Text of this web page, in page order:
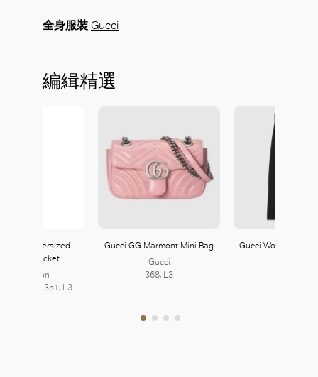
全身服裝 Gucci
編緝精選
Oversized
Ski Jacket
Vuitton
L2 | 350-351, L3
Gucci GG Marmont Mini Bag
Gucci
368, L3
Gucci Wool Silk